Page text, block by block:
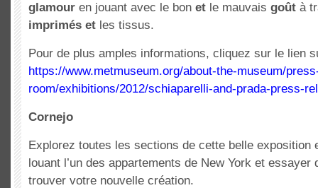
glamour en jouant avec le bon et le mauvais goût à
imprimés et les tissus.
Pour de plus amples informations, cliquez sur le lien
https://www.metmuseum.org/about-the-museum/
room/exhibitions/2012/schiaparelli-and-prada-press-
Cornejo
Explorez toutes les sections de cette belle exposition
louant l’un des appartements de New York et essayer
trouver votre nouvelle création.